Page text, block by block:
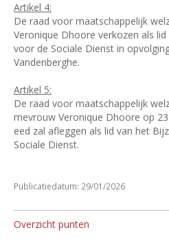
Artikel 4:
De raad voor maatschappelijk
Veronique Dhoore verkozen als
voor de Sociale Dienst in
Vandenberghe.
Artikel 5:
De raad voor maatschappelijk
mevrouw Veronique Dhoore op
eed zal afleggen als lid van het
Sociale Dienst.
Publicatiedatum: 29/01/2026
Overzicht punten